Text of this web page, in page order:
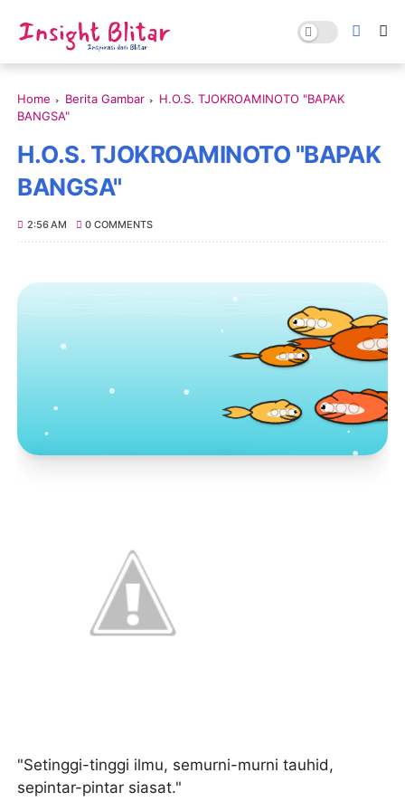
Home Berita Gambar
H.O.S. TJOKROAMINOTO "BAPAK
BANGSA"
H.O.S. TJOKROAMINOTO "BAPAK
BANGSA"
2:56 AM 0 COMMENTS
Toko Jurnal Rasa
"Setinggi-tinggi ilmu, semurni-murni tauhid,
sepintar-pintar siasat."